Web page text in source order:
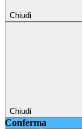
Chiudi
Chiudi
Conferma